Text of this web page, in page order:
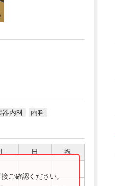
器内科 内科
日 祝
ご確認ください。